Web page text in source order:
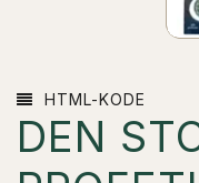
HTML-KODE
DEN